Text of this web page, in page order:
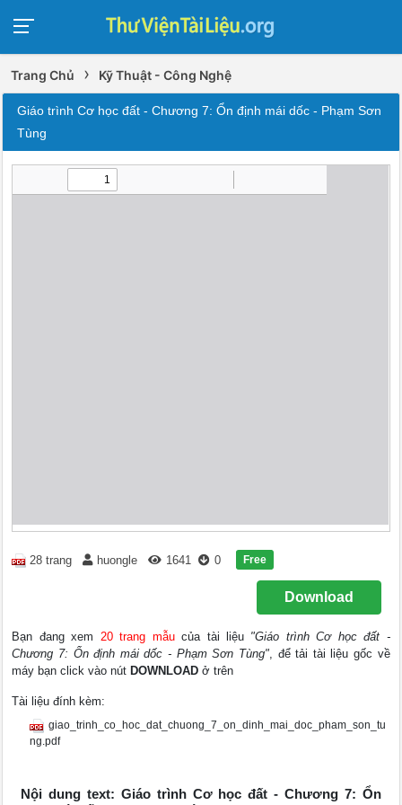
Trang Chủ › Kỹ Thuật - Công Nghệ
Giáo trình Cơ học đất - Chương 7: Ổn định mái dốc - Phạm Sơn
Tùng
28 trang huongle 1641 0 Free
Download
Bạn đang xem 20 trang mẫucủa tài liệu "Giáo trình Cơ học đất -
Chương 7: Ổn định mái dốc - Phạm Sơn Tùng", để tải tài liệu gốc về
máy bạn click vào nút DOWNLOAD ở trên
Tài liệu đính kèm:
giao_trinh_co_hoc_dat_chuong_7_on_dinh_mai_doc_pham_son_tu
ng.pdf
Nội dung text: Giáo trình Cơ học đất - Chương 7: Ổn